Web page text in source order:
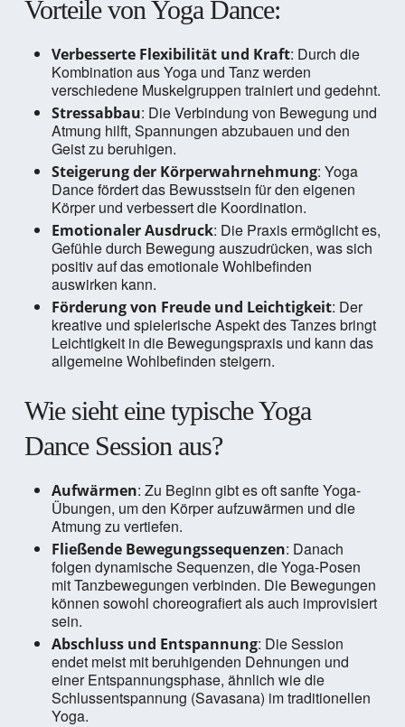
Vorteile von Yoga Dance:
Verbesserte Flexibilität und Kraft: Durch die
Kombination aus Yoga und Tanz werden
verschiedene Muskelgruppen trainiert und gedehnt.
Stressabbau: Die Verbindung von Bewegung und
Atmung hilft, Spannungen abzubauen und den
Geist zu beruhigen.
Steigerung der Körperwahrnehmung: Yoga
Dance fördert das Bewusstsein für den eigenen
Körper und verbessert die Koordination.
Emotionaler Ausdruck: Die Praxis ermöglicht es,
Gefühle durch Bewegung auszudrücken, was sich
positiv auf das emotionale Wohlbefinden
auswirken kann.
Förderung von Freude und Leichtigkeit: Der
kreative und spielerische Aspekt des Tanzes bringt
Leichtigkeit in die Bewegungspraxis und kann das
allgemeine Wohlbefinden steigern.
Wie sieht eine typische Yoga
Dance Session aus?
Aufwärmen: Zu Beginn gibt es oft sanfte Yoga-
Übungen, um den Körper aufzuwärmen und die
Atmung zu vertiefen.
Fließende Bewegungssequenzen: Danach
folgen dynamische Sequenzen, die Yoga-Posen
mit Tanzbewegungen verbinden. Die Bewegungen
können sowohl choreografiert als auch improvisiert
sein.
Abschluss und Entspannung: Die Session
endet meist mit beruhigenden Dehnungen und
einer Entspannungsphase, ähnlich wie die
Schlussentspannung (Savasana) im traditionellen
Yoga.